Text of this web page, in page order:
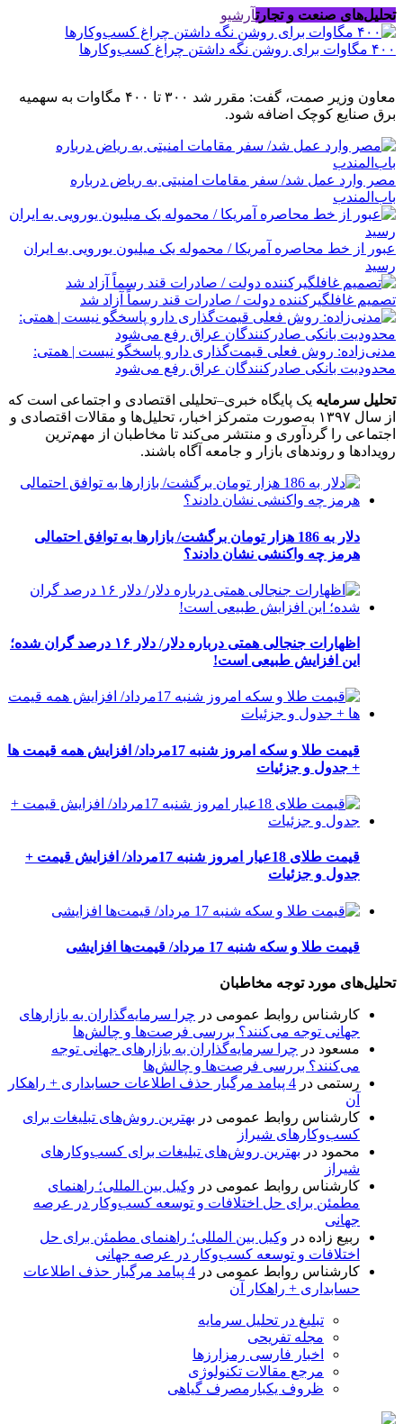
تحلیل‌های صنعت و تجارتآرشیو
۴۰۰ مگاوات برای روشن نگه داشتن چراغ کسب‌وکار‌ها
معاون وزیر صمت، گفت: مقرر شد ۳۰۰ تا ۴۰۰ مگاوات به سهمیه
برق صنایع کوچک اضافه شود.
مصر وارد عمل شد/ سفر مقامات امنیتی به ریاض درباره
باب‌المندب
عبور از خط محاصره آمریکا / محموله یک میلیون یورویی به ایران
رسید
تصمیم غافلگیرکننده دولت / صادرات قند رسماً آزاد شد
مدنی‌زاده: روش فعلی قیمت‌گذاری دارو پاسخگو نیست | همتی:
محدودیت بانکی صادرکنندگان عراق رفع می‌شود
تحلیل سرمایه یک پایگاه خبری–تحلیلی اقتصادی و اجتماعی است که
از سال ۱۳۹۷ به‌صورت متمرکز اخبار، تحلیل‌ها و مقالات اقتصادی و
اجتماعی را گردآوری و منتشر می‌کند تا مخاطبان از مهم‌ترین
رویدادها و روندهای بازار و جامعه آگاه باشند.
دلار به 186 هزار تومان برگشت/ بازارها به توافق احتمالی
هرمز چه واکنشی نشان دادند؟
اظهارات جنجالی همتی درباره دلار/ دلار ۱۶ درصد گران شده؛
این افزایش طبیعی است!
قیمت طلا و سکه امروز شنبه 17مرداد/ افزایش همه قیمت ها
+ جدول و جزئیات
قیمت طلای 18عیار امروز شنبه 17مرداد/ افزایش قیمت +
جدول و جزئیات
قیمت طلا و سکه شنبه 17 مرداد/ قیمت‌ها افزایشی
تحلیل‌های مورد توجه مخاطبان
کارشناس روابط عمومی در چرا سرمایه‌گذاران به بازارهای
جهانی توجه می‌کنند؟ بررسی فرصت‌ها و چالش‌ها
مسعود در چرا سرمایه‌گذاران به بازارهای جهانی توجه
می‌کنند؟ بررسی فرصت‌ها و چالش‌ها
رستمی در
4 پیامد مرگبار حذف اطلاعات حسابداری + راهکار
آن
کارشناس روابط عمومی در بهترین روش‌های تبلیغات برای
کسب‌وکارهای شیراز
محمود در بهترین روش‌های تبلیغات برای کسب‌وکارهای
شیراز
کارشناس روابط عمومی در وکیل بین المللی؛ راهنمای
مطمئن برای حل اختلافات و توسعه کسب‌وکار در عرصه
جهانی
ربیع زاده در وکیل بین المللی؛ راهنمای مطمئن برای حل
اختلافات و توسعه کسب‌وکار در عرصه جهانی
کارشناس روابط عمومی در
4 پیامد مرگبار حذف اطلاعات
حسابداری + راهکار آن
تبلیغ در تحلیل سرمایه
مجله تفریحی
اخبار فارسی رمزارزها
مرجع مقالات تکنولوژی
ظروف یکبارمصرف گیاهی